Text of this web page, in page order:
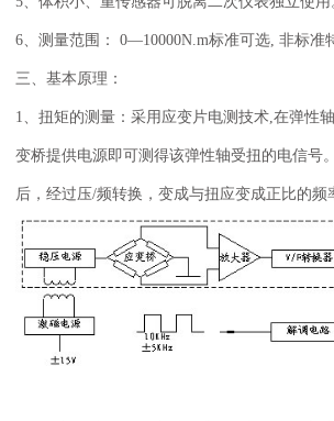
6、测量范围： 0—10000N.m标准可选, 非标准
三、基本原理：
1、扭矩的测量：采用应变片电测技术,在弹性
变桥提供电源即可测得该弹性轴受扭的电信号
后，经过压/频转换，变成与扭应变成正比的频
应用原